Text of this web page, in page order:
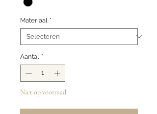
Materiaal *
Aantal *
Niet op voorraad